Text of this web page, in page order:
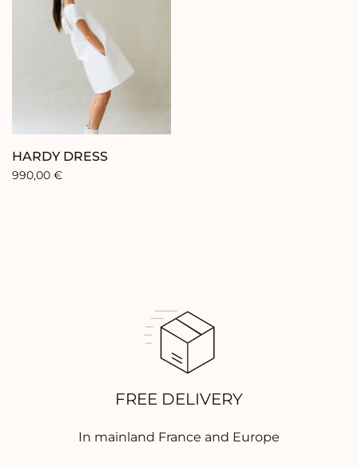
Collection
Contact
HARDY DRESS
990,00 €
FREE DELIVERY
In mainland France and Europe